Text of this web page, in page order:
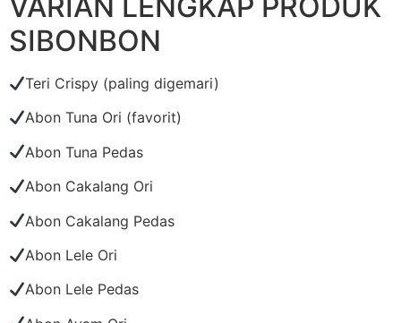
SIBONBON
Teri Crispy (paling digemari)
Abon Tuna Ori (favorit)
Abon Tuna Pedas
Abon Cakalang Ori
Abon Cakalang Pedas
Abon Lele Ori
Abon Lele Pedas